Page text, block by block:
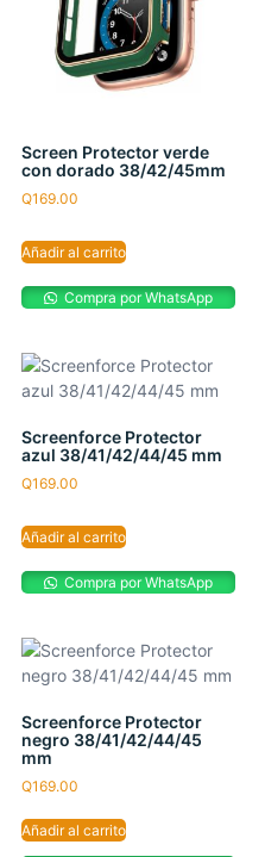
Screen Protector verde
con dorado 38/42/45mm
Q169.00
Añadir al carrito
Compra por WhatsApp
Screenforce Protector
azul 38/41/42/44/45 mm
Q169.00
Añadir al carrito
Compra por WhatsApp
Screenforce Protector
negro 38/41/42/44/45
mm
Q169.00
Añadir al carrito